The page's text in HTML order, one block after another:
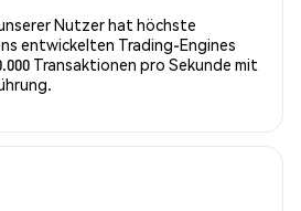
Nutzer hat höchste
entwickelten Trading-Engines
Transaktionen pro Sekunde mit